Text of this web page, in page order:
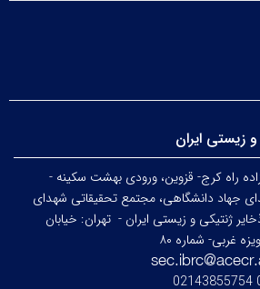
زیستی ایران
کیلومتر ۵ آزاده راه کرج- قزوین، ورودی بهشت سکینه -
جهاد دانشگاهی، مجتمع تحقیقاتی شهدای
ژنتیکی و زیستی ایران - تهران: خیابان
غربی- شماره ۸۰